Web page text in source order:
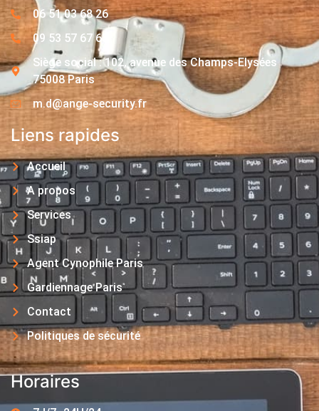
06 51 03 68 26
09 53 57 67 63
Siège social : 102, avenue des Champs-Elysées
75008 Paris
m.d@ange-security.fr
Liens rapides
Accueil
A propos
Services
Ssiap
Agent Cynophile Paris
Gardiennage Paris
Contact
Politiques de sécurité
Horaires